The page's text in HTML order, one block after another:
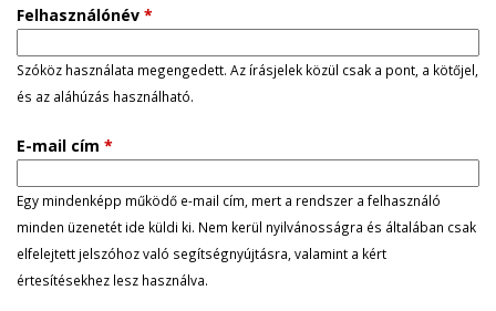
l
s
ő
d
l
e
g
Felhasználónév *
Szóköz használata megengedett. Az írásjelek közül csak a pont, a kötőjel,
és az aláhúzás használható.
E-mail cím *
Egy mindenképp működő e-mail cím, mert a rendszer a felhasználó
minden üzenetét ide küldi ki. Nem kerül nyilvánosságra és általában csak
elfelejtett jelszóhoz való segítségnyújtásra, valamint a kért
értesítésekhez lesz használva.